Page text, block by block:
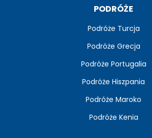
PODRÓŻE
Podróże Turcja
Podróże Grecja
Podróże Portugalia
Podróże Hiszpania
Podróże Maroko
Podróże Kenia